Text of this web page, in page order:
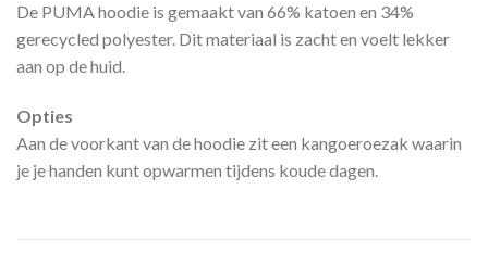
De PUMA hoodie is gemaakt van 66% katoen en 34%
gerecycled polyester. Dit materiaal is zacht en voelt lekker
aan op de huid.
Opties
Aan de voorkant van de hoodie zit een kangoeroezak waarin
je je handen kunt opwarmen tijdens koude dagen.